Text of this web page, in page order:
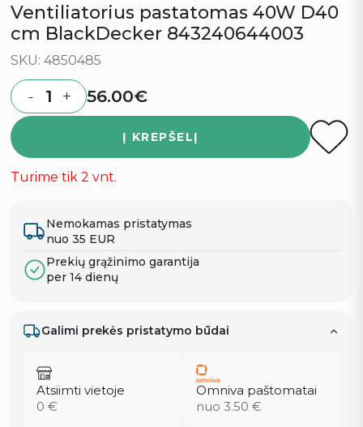
Ventiliatorius pastatomas 40W D40
cm BlackDecker 843240644003
SKU: 4850485
Quantity
- + 56.00€
Į KREPŠELĮ
Turime tik 2 vnt.
Nemokamas pristatymas
nuo 35 EUR
Prekių grąžinimo garantija
per 14 dienų
Galimi prekės pristatymo būdai
Atsiimti vietoje
0 €
Omniva paštomatai
nuo 3.50 €